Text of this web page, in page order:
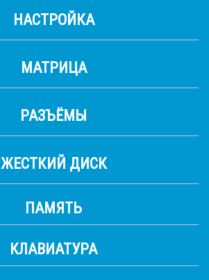
НАСТРОЙКА
МАТРИЦА
РАЗЪЁМЫ
ЖЕСТКИЙ ДИСК
ПАМЯТЬ
КЛАВИАТУРА